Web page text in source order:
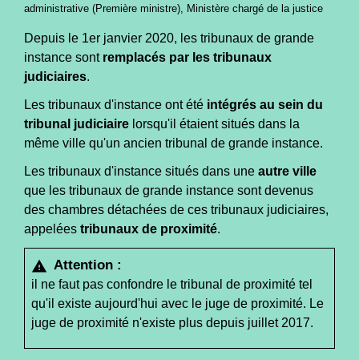
administrative (Première ministre), Ministère chargé de la justice
Depuis le 1er janvier 2020, les tribunaux de grande
instance sont remplacés par les tribunaux
judiciaires.
Les tribunaux d'instance ont été intégrés au sein du
tribunal judiciaire lorsqu'il étaient situés dans la
même ville qu'un ancien tribunal de grande instance.
Les tribunaux d'instance situés dans une autre ville
que les tribunaux de grande instance sont devenus
des chambres détachées de ces tribunaux judiciaires,
appelées tribunaux de proximité.
warning Attention :
il ne faut pas confondre le tribunal de proximité tel
qu'il existe aujourd'hui avec le juge de proximité. Le
juge de proximité n'existe plus depuis juillet 2017.